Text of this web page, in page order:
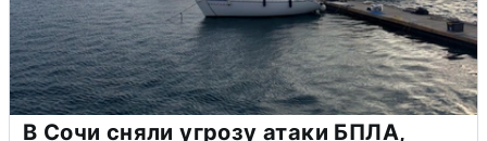
В Сочи сняли угрозу атаки БПЛА,